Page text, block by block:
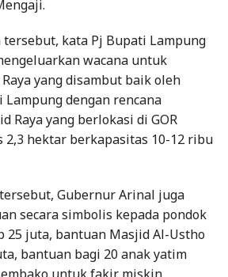
wacana untuk
yang disambut baik oleh
dengan rencana
Raya yang berlokasi di GOR
hektar berkapasitas 10-12 ribu
Gubernur Arinal juga
secara simbolis kepada pondok
juta, bantuan Masjid Al-Ustho
bantuan bagi 20 anak yatim
untuk fakir miskin
pengajian kemudian
yang diisi oleh Sholeh